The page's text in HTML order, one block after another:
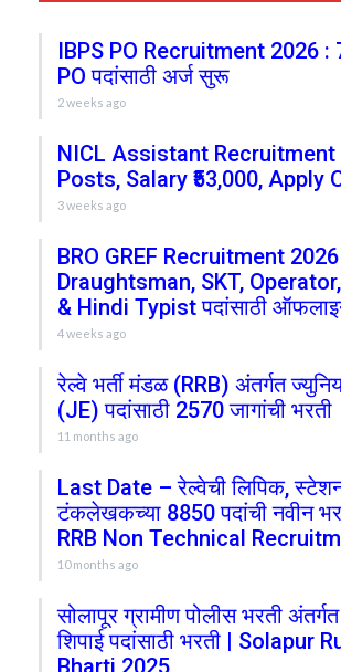
IBPS PO Recruitment 2026 :
PO पदांसाठी अर्ज सुरू
2 weeks ago
NICL Assistant Recruitment
Posts, Salary ₹53,000, Apply
3 weeks ago
BRO GREF Recruitment
Draughtsman, SKT,
& Hindi Typist पदांसाठी
4 weeks ago
रेल्वे भर्ती मंडळ (RRB) अंतर्गत
(JE) पदांसाठी 2570 जागांची भरती
11 months ago
Last Date – रेल्वेची लिपिक,
टंकलेखकच्या 8850 पदांची नवीन
RRB Non Technical
10 months ago
सोलापूर ग्रामीण पोलीस भरती
शिपाई पदांसाठी भरती | Solapur
Bharti 2025